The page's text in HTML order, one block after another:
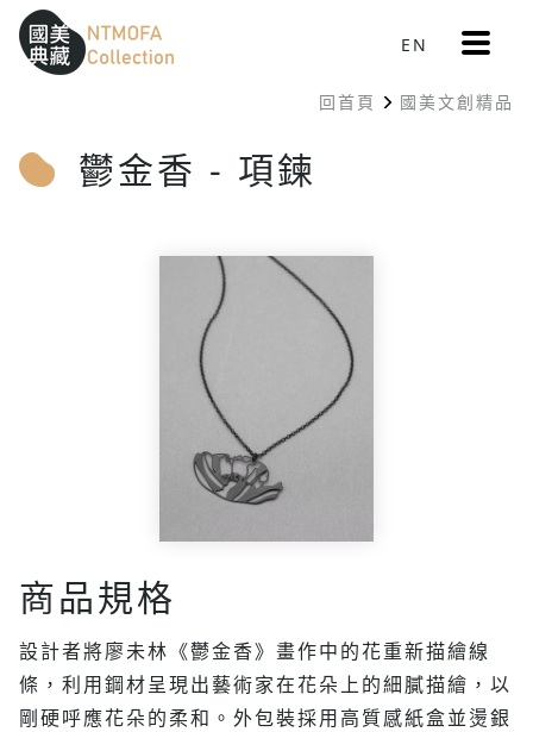
跳到中間主要內容區
網站導覽
::: EN 更
多
單
回首頁 國美文創精品
鬱金香 - 項鍊
商品規格
設計者將廖未林《鬱金香》畫作中的花重新描繪線
條，利用鋼材呈現出藝術家在花朵上的細膩描繪，以
剛硬呼應花朵的柔和。外包裝採用高質感紙盒並燙銀